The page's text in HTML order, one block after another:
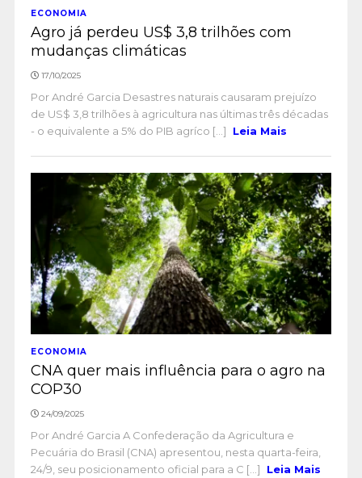
ECONOMIA
Agro já perdeu US$ 3,8 trilhões com
mudanças climáticas
17/10/2025
Por André Garcia Desastres naturais causaram prejuízo
de US$ 3,8 trilhões à agricultura nas últimas três décadas
- o equivalente a 5% do PIB agríco [...]
Leia Mais
ECONOMIA
CNA quer mais influência para o agro na
COP30
24/09/2025
Por André Garcia A Confederação da Agricultura e
Pecuária do Brasil (CNA) apresentou, nesta quarta-feira,
24/9, seu posicionamento oficial para a C [...]
Leia Mais